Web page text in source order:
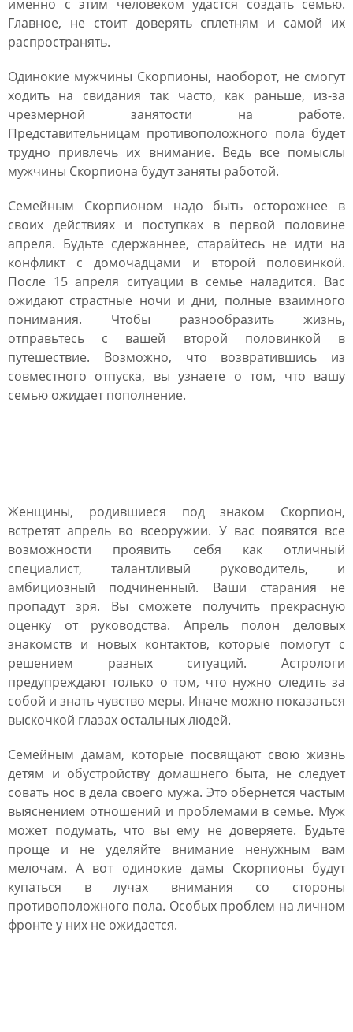
именно с этим человеком удастся создать семью.
Главное, не стоит доверять сплетням и самой их
распространять.
Одинокие мужчины Скорпионы, наоборот, не смогут
ходить на свидания так часто, как раньше, из-за
чрезмерной занятости на работе.
Представительницам противоположного пола будет
трудно привлечь их внимание. Ведь все помыслы
мужчины Скорпиона будут заняты работой.
Семейным Скорпионом надо быть осторожнее в
своих действиях и поступках в первой половине
апреля. Будьте сдержаннее, старайтесь не идти на
конфликт с домочадцами и второй половинкой.
После 15 апреля ситуации в семье наладится. Вас
ожидают страстные ночи и дни, полные взаимного
понимания. Чтобы разнообразить жизнь,
отправьтесь с вашей второй половинкой в
путешествие. Возможно, что возвратившись из
совместного отпуска, вы узнаете о том, что вашу
семью ожидает пополнение.
Женщины, родившиеся под знаком Скорпион,
встретят апрель во всеоружии. У вас появятся все
возможности проявить себя как отличный
специалист, талантливый руководитель, и
амбициозный подчиненный. Ваши старания не
пропадут зря. Вы сможете получить прекрасную
оценку от руководства. Апрель полон деловых
знакомств и новых контактов, которые помогут с
решением разных ситуаций. Астрологи
предупреждают только о том, что нужно следить за
собой и знать чувство меры. Иначе можно показаться
выскочкой глазах остальных людей.
Семейным дамам, которые посвящают свою жизнь
детям и обустройству домашнего быта, не следует
совать нос в дела своего мужа. Это обернется частым
выяснением отношений и проблемами в семье. Муж
может подумать, что вы ему не доверяете. Будьте
проще и не уделяйте внимание ненужным вам
мелочам. А вот одинокие дамы Скорпионы будут
купаться в лучах внимания со стороны
противоположного пола. Особых проблем на личном
фронте у них не ожидается.